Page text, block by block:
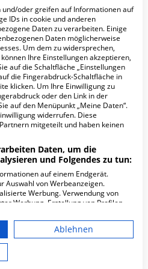
zu werden.
Das medizinische
Personal hat durch
die
Patientenverfügung
eine klare Leitlinie für
die vorzunehmenden
Methoden zur
Behandlung.
Angehörige haben
durch die
Patientenverfügung
die Gewissheit, dass
vorgenommene
medizinische
Willen entsprechen.
oder greifen auf Informationen auf
IDs in cookie und anderen
Daten zu verarbeiten. Einige
Daten möglicherweise
Um dem zu widersprechen,
Ihre Einstellungen akzeptieren,
auf die Schaltfläche „Einstellungen
die Fingerabdruck-Schaltfläche in
klicken. Um Ihre Einwilligung zu
oder den Link in der
auf den Menüpunkt „Meine Daten“.
widerrufen. Diese
mitgeteilt und haben keinen
Daten, um die
und Folgendes zu tun:
auf einem Endgerät.
Auswahl von Werbeanzeigen.
Werbung. Verwendung von
Werbung. Erstellung von Profilen
Werbeleistung. Messung der
von Zielgruppen durch Statistiken
verschiedenen Quellen. Entwicklung
reduzierter Daten zur
Ablehnen